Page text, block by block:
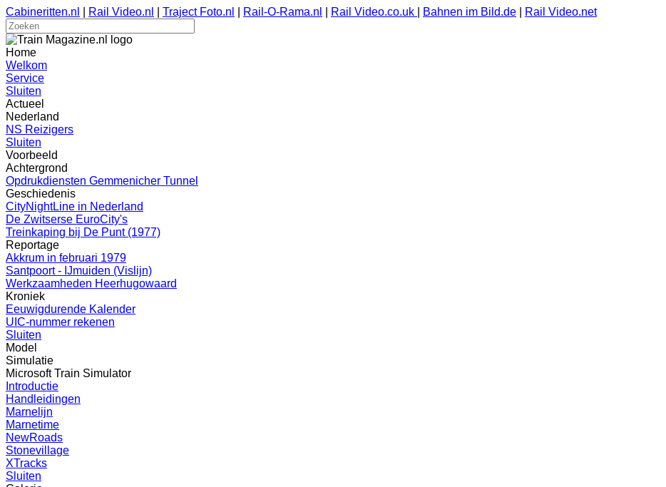
Cabineritten.nl Rail Video.nl Traject Foto.nl Rail-O-Rama.nl Rail Video.co.uk Bahnen im Bild.de Rail Video.net
Home
Welkom
Service
Sluiten
Actueel
Nederland
NS Reizigers
Sluiten
Voorbeeld
Achtergrond
Opdrukdiensten Gemmenicher Tunnel
Geschiedenis
CityNightLine in Nederland
De Zwitserse EuroCity's
Treinkaping bij De Punt (1977)
Reportage
Akkrum in februari 1979
Santpoort - IJmuiden (Vislijn)
Werkzaamheden Heerhugowaard
Kroniek
Eeuwigdurende Kalender
UIC-nummer rekenen
Sluiten
Model
Simulatie
Microsoft Train Simulator
Introductie
Handleidingen
Marnelijn
Marnetime
NewRoads
Stonevillage
XTracks
Sluiten